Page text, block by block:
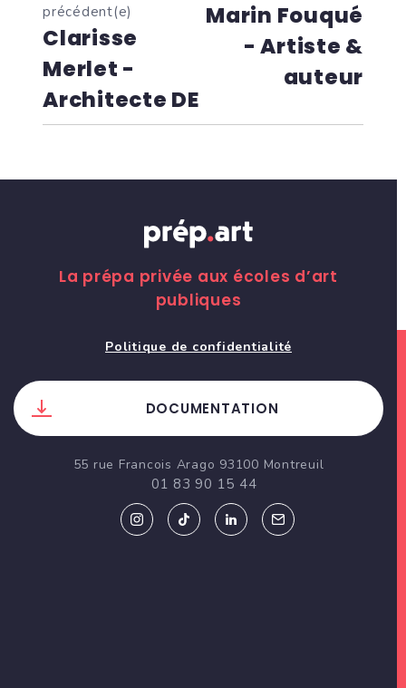
précédent(e)
Clarisse
Merlet -
Architecte DE
Marin Fouqué
- Artiste &
auteur
La prépa privée aux écoles d’art
publiques
Politique de confidentialité
DOCUMENTATION
55 rue Francois Arago 93100 Montreuil
01 83 90 15 44